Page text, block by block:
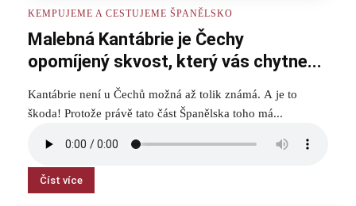
KEMPUJEME A CESTUJEME ŠPANĚLSKO
Malebná Kantábrie je Čechy
opomíjený skvost, který vás chytne...
Kantábrie není u Čechů možná až tolik známá. A je to
škoda! Protože právě tato část Španělska toho má...
Číst více